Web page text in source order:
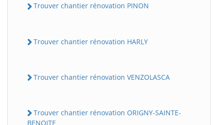
Trouver chantier rénovation PINON
Trouver chantier rénovation HARLY
Trouver chantier rénovation VENZOLASCA
Trouver chantier rénovation ORIGNY-SAINTE-
BENOITE